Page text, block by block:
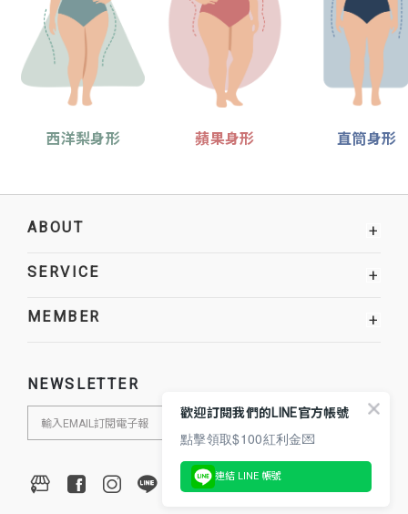
西洋梨身形 蘋果身形 直筒身形
ABOUT +
SERVICE +
MEMBER +
NEWSLETTER
歡迎訂閱我們的LINE官方帳號
點擊領取$100紅利金💌
連結 LINE 帳號